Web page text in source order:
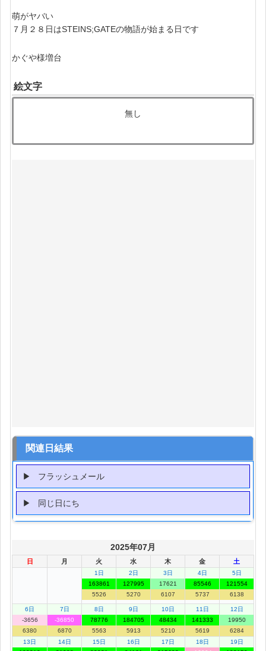
萌がヤバい
７月２８日はSTEINS;GATEの物語が始まる日です
かぐや様増台
絵文字
無し
関連日結果
フラッシュメール
同じ日にち
2025年07月
日 月 火 水 木 金 土
1日
163861
5526
2日
127995
5270
3日
17621
6107
4日
85546
5737
5日
121554
6138
6日
-3656
6380
7日
-36850
6870
8日
78776
5563
9日
184705
5913
10日
48434
5210
11日
141333
5619
12日
19950
6284
13日
14日
15日
16日
17日
18日
19日